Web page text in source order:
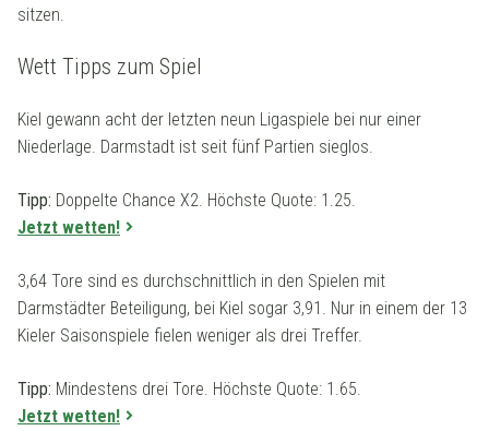
sitzen.
Wett Tipps zum Spiel
Kiel gewann acht der letzten neun Ligaspiele bei nur einer
Niederlage. Darmstadt ist seit fünf Partien sieglos.
Tipp: Doppelte Chance X2. Höchste Quote: 1.25.
Jetzt wetten!
3,64 Tore sind es durchschnittlich in den Spielen mit
Darmstädter Beteiligung, bei Kiel sogar 3,91. Nur in einem der 13
Kieler Saisonspiele fielen weniger als drei Treffer.
Tipp: Mindestens drei Tore. Höchste Quote: 1.65.
Jetzt wetten!